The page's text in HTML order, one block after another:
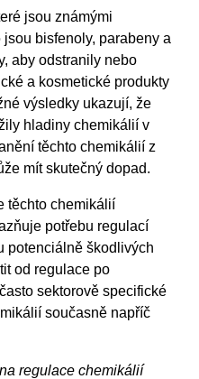
jsou známými
bisfenoly, parabeny a
aby odstranily nebo
a kosmetické produkty
výsledky ukazují, že
hladiny chemikálií v
těchto chemikálií z
mít skutečný dopad.
těchto chemikálií
potřebu regulací
potenciálně škodlivých
od regulace po
sektorově specifické
současně napříč
regulace chemikálií